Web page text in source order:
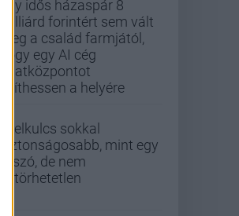
Egy idős házaspár 8
milliárd forintért sem vált
meg a család farmjától,
hogy egy AI cég
adatközpontot
építhessen a helyére
A jelkulcs sokkal
biztonságosabb, mint egy
jelszó, de nem
feltörhetetlen